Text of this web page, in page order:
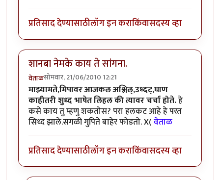
प्रतिसाद देण्यासाठीलॉग इन कराकिंवासदस्य व्हा
शानबा नेमके काय ते सांगना.
वेताळसोमवार, 21/06/2010 12:21
माझ्यामते,मिपावर आजकल अश्लिल्,उध्दट्,घाण
काहीतरी शुध्द भाषेत लिहल की त्यावर चर्चा होते.हे
कसे काय तु म्हणु शकतोस? परा हलकट आहे हे परत
सिध्द झाले.सगळी गुपिते बाहेर फोडतो. X(वेताळ
प्रतिसाद देण्यासाठीलॉग इन कराकिंवासदस्य व्हा